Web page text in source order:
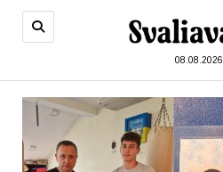
08.08.2026